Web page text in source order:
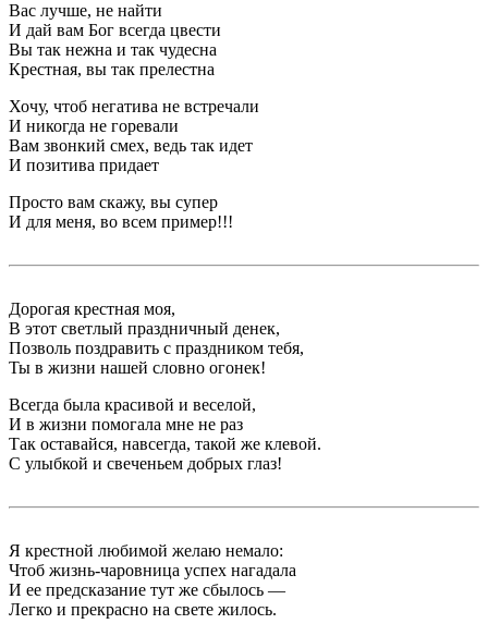
Вас лучше, не найти
И дай вам Бог всегда цвести
Вы так нежна и так чудесна
Крестная, вы так прелестна
Хочу, чтоб негатива не встречали
И никогда не горевали
Вам звонкий смех, ведь так идет
И позитива придает
Просто вам скажу, вы супер
И для меня, во всем пример!!!
Дорогая крестная моя,
В этот светлый праздничный денек,
Позволь поздравить с праздником тебя,
Ты в жизни нашей словно огонек!
Всегда была красивой и веселой,
И в жизни помогала мне не раз
Так оставайся, навсегда, такой же клевой.
С улыбкой и свеченьем добрых глаз!
Я крестной любимой желаю немало:
Чтоб жизнь-чаровница успех нагадала
И ее предсказание тут же сбылось —
Легко и прекрасно на свете жилось.